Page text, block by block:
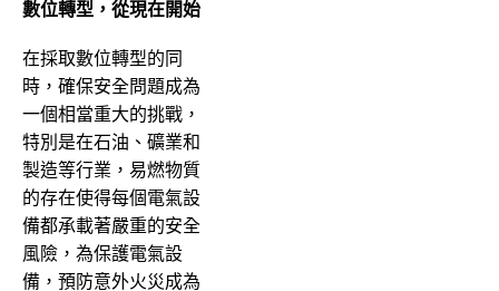
數位轉型，從現在開始
在採取數位轉型的同
時，確保安全問題成為
一個相當重大的挑戰，
特別是在石油、礦業和
製造等行業，易燃物質
的存在使得每個電氣設
備都承載著嚴重的安全
風險，為保護電氣設
備，預防意外火災成為